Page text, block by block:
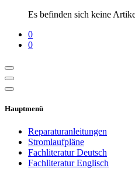
Es befinden sich keine
0
0
Hauptmenü
Reparaturanleitungen
Stromlaufpläne
Fachliteratur Deutsch
Fachliteratur Englisch